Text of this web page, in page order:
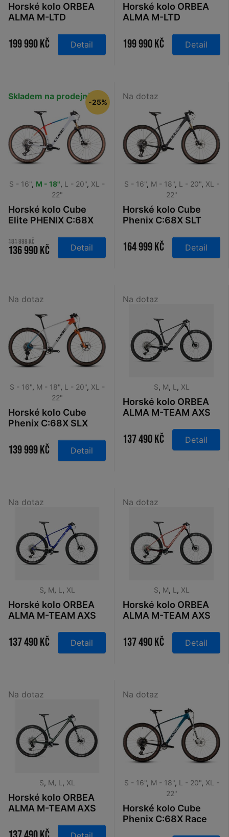
Horské kolo ORBEA
ALMA M-LTD
View 2026
199 990 Kč Detail
Horské kolo ORBEA
ALMA M-LTD
View 2026
199 990 Kč Detail
Skladem na prodejně
S - 16", M - 18", L - 20", XL -
22"
Horské kolo Cube
Elite PHENIX C:68X
-25%
181 999 Kč
136 990 Kč Detail
Na dotaz
S - 16", M - 18", L - 20", XL -
22"
Horské kolo Cube
Phenix C:68X SLT
2026
164 999 Kč Detail
Na dotaz
S - 16", M - 18", L - 20", XL -
22"
Horské kolo Cube
Phenix C:68X SLX
139 999 Kč Detail
Na dotaz
S, M, L , XL
Horské kolo ORBEA
ALMA M-TEAM AXS
View 2026
137 490 Kč Detail
Na dotaz
S, M, L , XL
Horské kolo ORBEA
ALMA M-TEAM AXS
Raw 2026
137 490 Kč Detail
Na dotaz
S, M, L , XL
Horské kolo ORBEA
ALMA M-TEAM AXS
Burgundy Red 2026
137 490 Kč Detail
Na dotaz
S, M, L , XL
Horské kolo ORBEA
ALMA M-TEAM AXS
View 2026
Na dotaz
S - 16", M - 18", L - 20", XL -
22"
Horské kolo Cube
Phenix C:68X Race